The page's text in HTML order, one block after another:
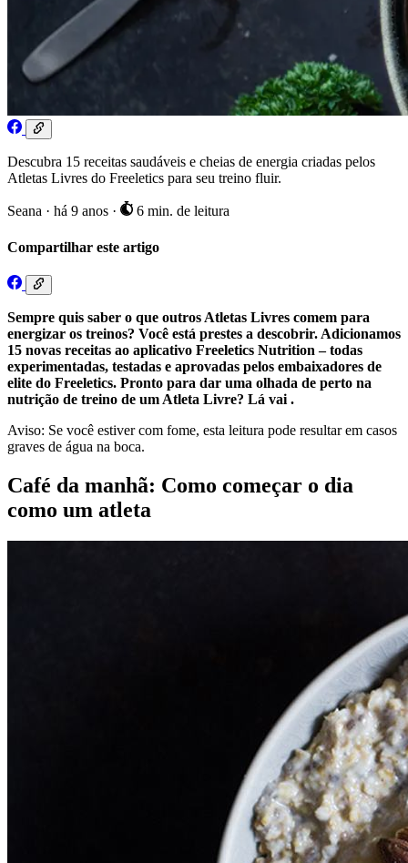
Descubra 15 receitas saudáveis ​​e cheias de energia criadas pelos
Atletas Livres do Freeletics para seu treino fluir.
Seana · há 9 anos · 6 min. de leitura
Compartilhar este artigo
Sempre quis saber o que outros Atletas Livres comem para
energizar os treinos? Você está prestes a descobrir. Adicionamos
15 novas receitas ao aplicativo Freeletics Nutrition – todas
experimentadas, testadas e aprovadas pelos embaixadores de
elite do Freeletics. Pronto para dar uma olhada de perto na
nutrição de treino de um Atleta Livre? Lá vai .
Aviso: Se você estiver com fome, esta leitura pode resultar em casos
graves de água na boca.
Café da manhã: Como começar o dia
como um atleta